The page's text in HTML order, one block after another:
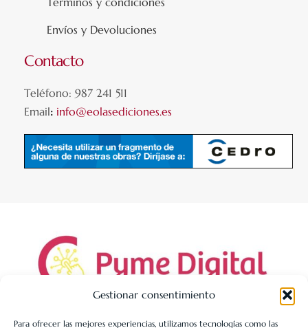
Gestionar consentimiento
Para ofrecer las mejores experiencias, utilizamos tecnologías como las
Envíos y Devoluciones
Contacto
Teléfono: 987 241 511
Email: info@eolasediciones.es